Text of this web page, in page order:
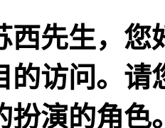
西先生，您
的访问。请
扮演的角色